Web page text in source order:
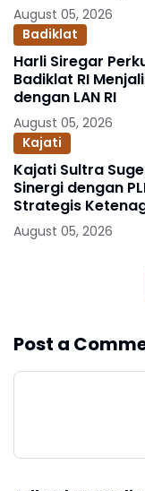
August 05, 2026
Badiklat
Harli Siregar
Badiklat RI
dengan LAN RI
August 05, 2026
Kajati
Kajati Sultra
Sinergi dengan
Strategis
Berlandaskan
August 05, 2026
Post a